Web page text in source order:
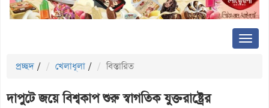
প্রচ্ছদ / খেলাধূলা / বিস্তারিত
দাপুটে জয়ে বিশ্বকাপ শুরু স্বাগতিক যুক্তরাষ্ট্রের